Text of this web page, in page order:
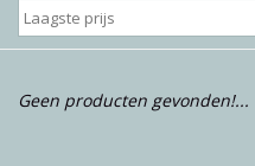
Powerstrips
Geen producten gevonden!...